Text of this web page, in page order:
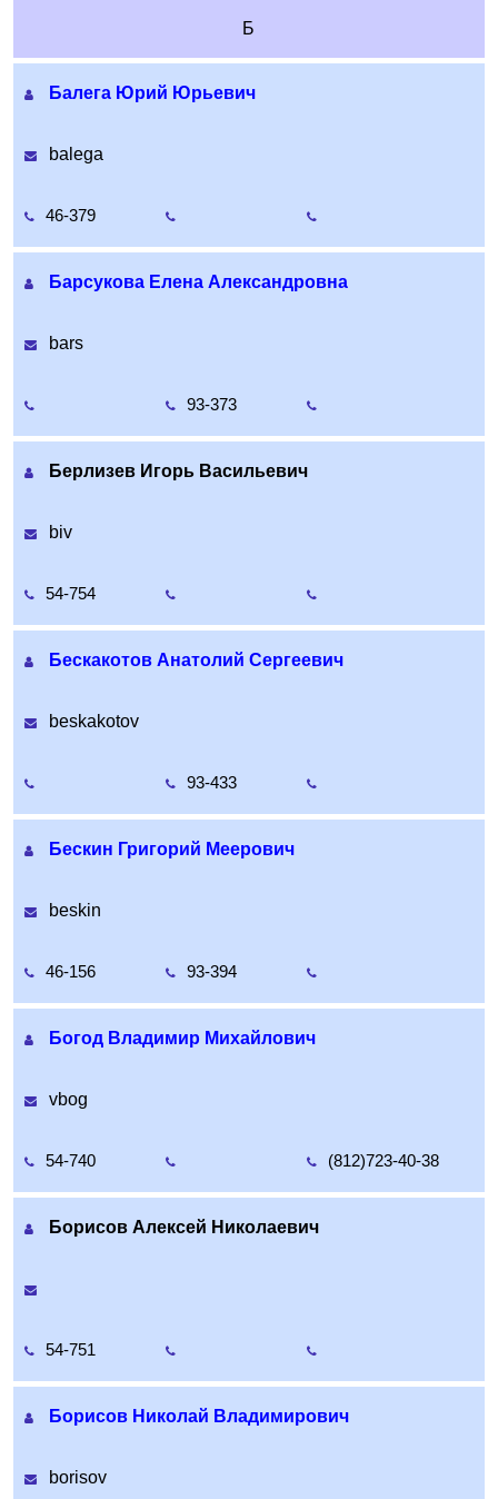
Б
Балега Юрий Юрьевич
balega
46-379
Барсукова Елена Александровна
bars
93-373
Берлизев Игорь Васильевич
biv
54-754
Бескакотов Анатолий Сергеевич
beskakotov
93-433
Бескин Григорий Меерович
beskin
46-156 93-394
Богод Владимир Михайлович
vbog
54-740 (812)723-40-38
Борисов Алексей Николаевич
54-751
Борисов Николай Владимирович
borisov